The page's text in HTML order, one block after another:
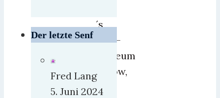
´s
DDR-
Museum
Tutow,
das
Der letzte Senf
Fred Lang
5. Juni 2024